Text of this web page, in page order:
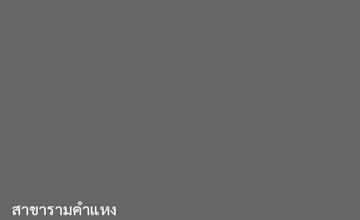
สาขารามคำแหง